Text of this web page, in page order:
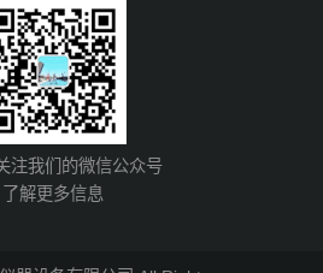
注我们的微信公众号
了解更多信息